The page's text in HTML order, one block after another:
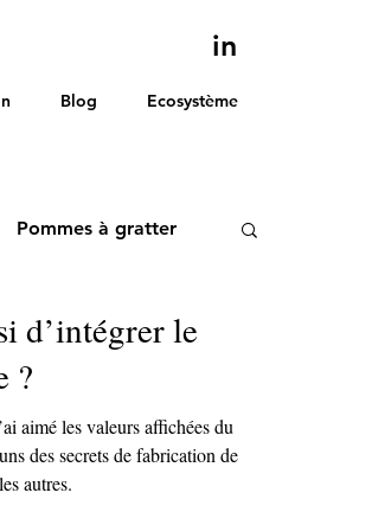
in
Blog Ecosystème
Pommes à gratter
d’intégrer le
?
aimé les valeurs affichées du
des secrets de fabrication de
autres.